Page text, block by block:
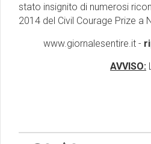
stato insignito di numerosi
2014 del Civil Courage Prize a
www.giornalesentire.it -
AVVISO: